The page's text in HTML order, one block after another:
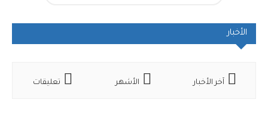
الأخبار
آخر الأخبار الأشهر تعليقات